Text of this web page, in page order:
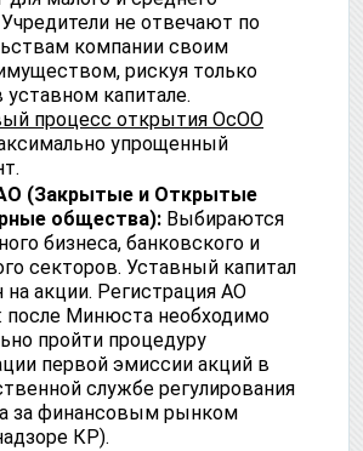
не отвечают по
компании своим
рискуя только
капитале.
процесс открытия ОсОО
упрощенный
(Закрытые и Открытые
общества): Выбираются
бизнеса, банковского и
секторов. Уставный капитал
на акции. Регистрация АО
после Минюста необходимо
пройти процедуру
первой эмиссии акций в
службе регулирования
за финансовым рынком
КР).